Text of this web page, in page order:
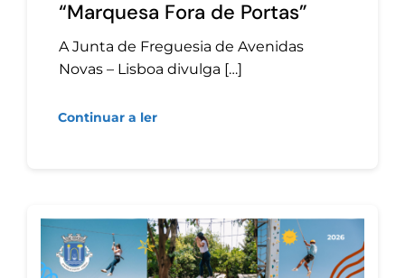
“Marquesa Fora de Portas”
A Junta de Freguesia de Avenidas
Novas – Lisboa divulga […]
Continuar a ler